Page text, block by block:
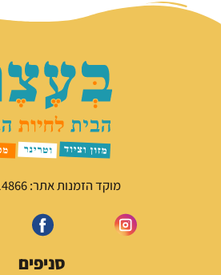
מוקד הזמנות אתר: 0509914866
סניפים